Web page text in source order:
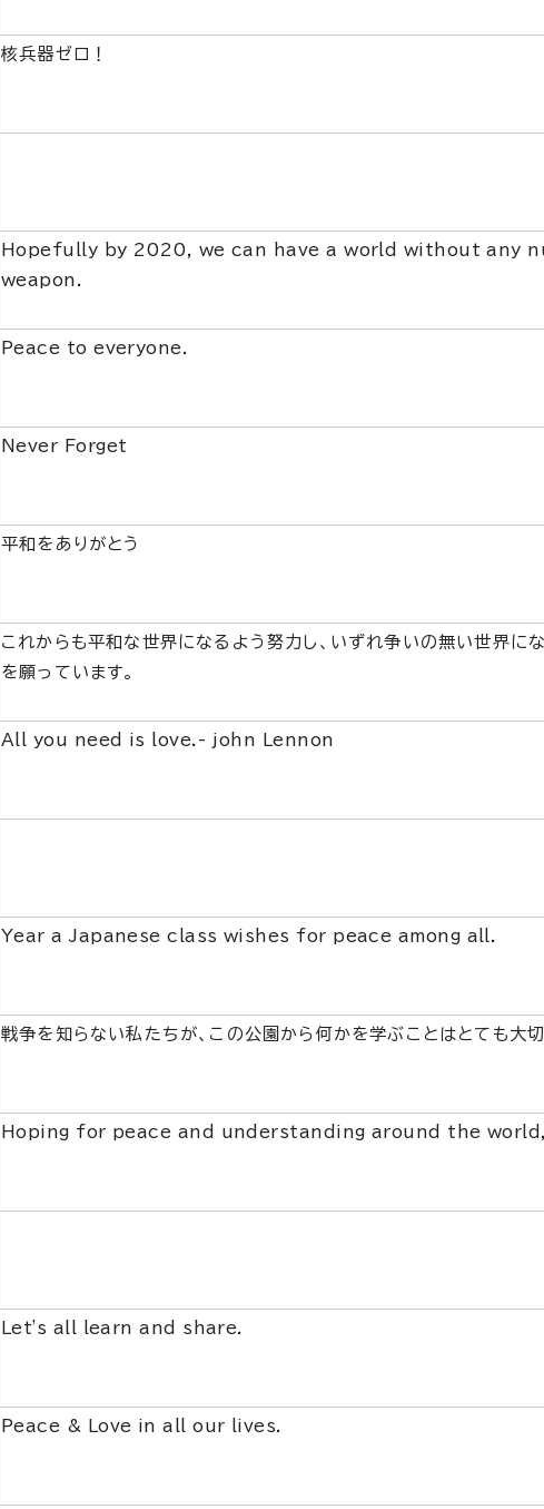
核兵器ゼロ！
Hopefully by 2020, we can have a world without any
weapon.
Peace to everyone.
Never Forget
平和をありがとう
これからも平和な世界になるよう努力し、いずれ争いの無い世界に
を願っています。
All you need is love.- john Lennon
Year a Japanese class wishes for peace among all.
戦争を知らない私たちが、この公園から何かを学ぶことはとても大切
Hoping for peace and understanding around the world,
Let's all learn and share.
Peace & Love in all our lives.